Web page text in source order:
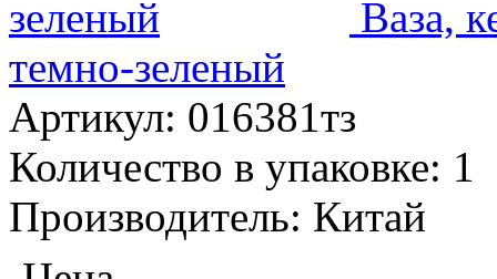
Ваза,
темно-зеленый
Артикул: 016381тз
Количество в упаковке: 1
Производитель: Китай